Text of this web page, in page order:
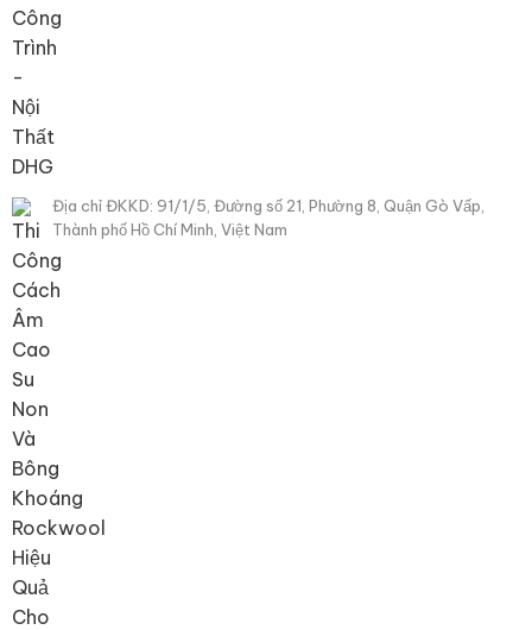
Địa chỉ ĐKKD: 91/1/5, Đường số 21, Phường 8, Quận Gò Vấp,
Thành phố Hồ Chí Minh, Việt Nam